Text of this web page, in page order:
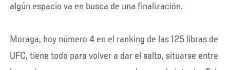
algún espacio va en busca de una finalización.
Moraga, hoy número 4 en el ranking de las 125 libras de
UFC, tiene todo para volver a dar el salto, situarse entre